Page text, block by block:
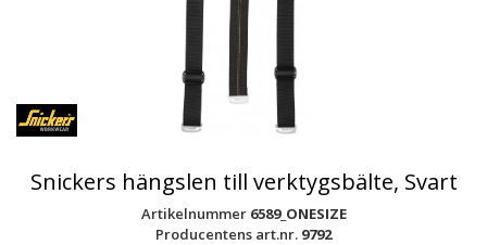
Snickers hängslen till verktygsbälte, Svart
Artikelnummer 6589_ONESIZE
Producentens art.nr. 9792